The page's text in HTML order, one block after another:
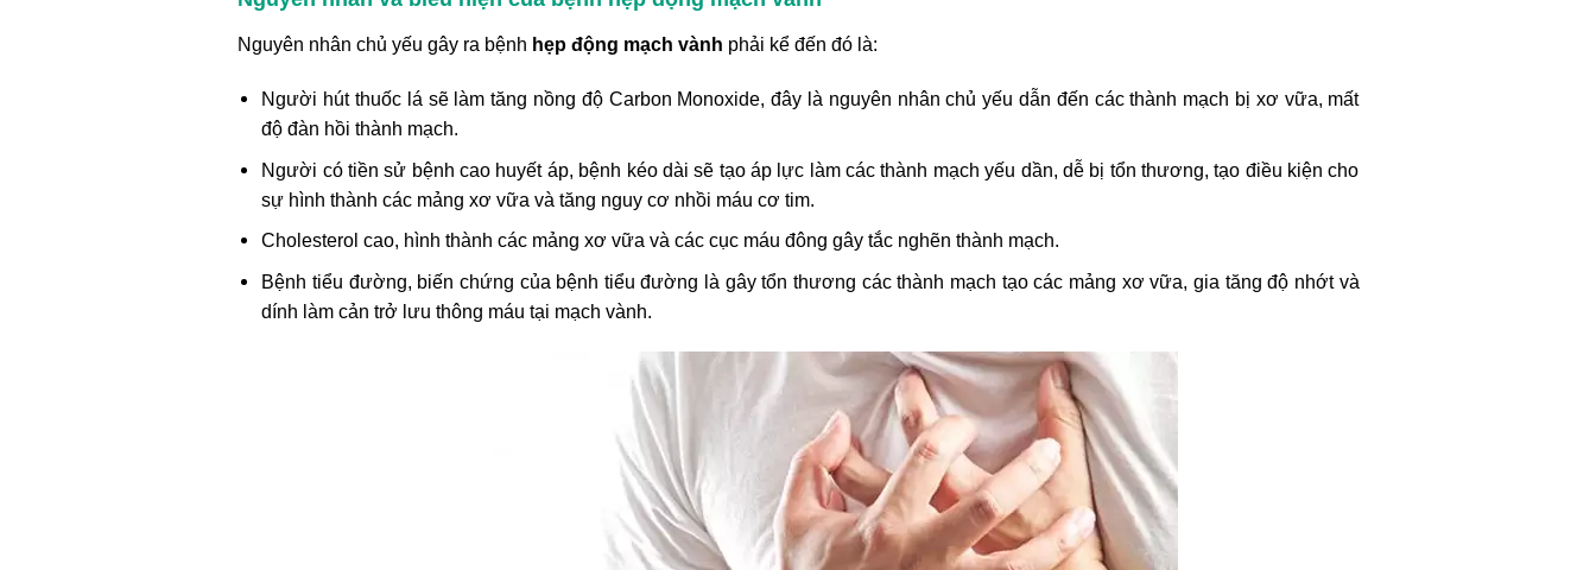
Nguyên nhân chủ yếu gây ra bệnh hẹp động mạch vành phải kể đến đó là:
Người hút thuốc lá sẽ làm tăng nồng độ Carbon Monoxide, đây là nguyên nhân chủ yếu dẫn đến các thành mạch bị xơ vữa, mất
độ đàn hồi thành mạch.
Người có tiền sử bệnh cao huyết áp, bệnh kéo dài sẽ tạo áp lực làm các thành mạch yếu dần, dễ bị tổn thương, tạo điều kiện cho
sự hình thành các mảng xơ vữa và tăng nguy cơ nhồi máu cơ tim.
Cholesterol cao, hình thành các mảng xơ vữa và các cục máu đông gây tắc nghẽn thành mạch.
Bệnh tiểu đường, biến chứng của bệnh tiểu đường là gây tổn thương các thành mạch tạo các mảng xơ vữa, gia tăng độ nhớt và
dính làm cản trở lưu thông máu tại mạch vành.